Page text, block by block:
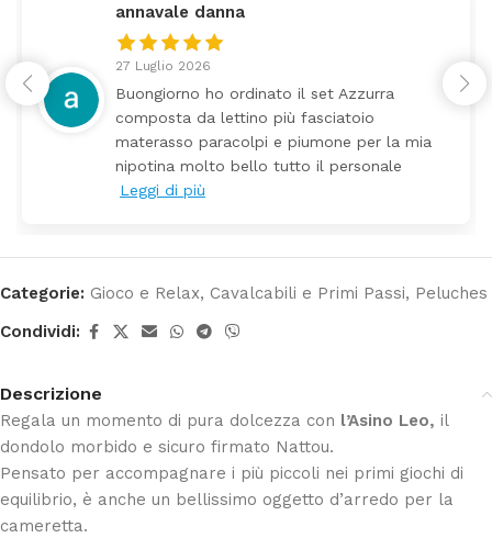
federica
Tutti perfetto! Ho ordinato un lettino
arrivato ben imballato dopo pochi
Prezzo ottimi rispetto la concorrenza
Categorie: Gioco e Relax, Cavalcabili e Primi Passi, Peluches
Condividi:
Descrizione
Regala un momento di pura dolcezza con l’Asino Leo, il
dondolo morbido e sicuro firmato Nattou.
Pensato per accompagnare i più piccoli nei primi giochi di
equilibrio, è anche un bellissimo oggetto d’arredo per la
cameretta.